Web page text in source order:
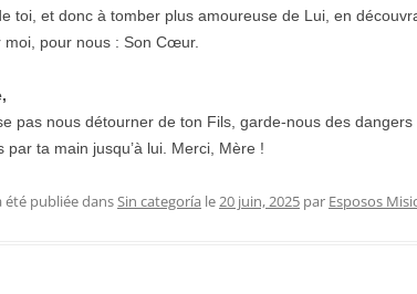
toi, et donc à tomber plus amoureuse de Lui, en
moi, pour nous : Son Cœur.
pas nous détourner de ton Fils, garde-nous des
par ta main jusqu’à lui. Merci, Mère !
été publiée dansSin categoría le20 juin, 2025 par Esposos